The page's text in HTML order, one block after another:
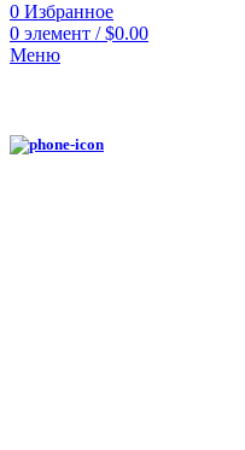
0 Избранное
0 элемент / $0.00
Меню